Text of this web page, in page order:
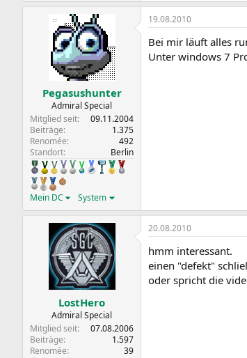
Pegasushunter
Admiral Special
Mitglied seit
09.11.2004
Beiträge
1.375
Renomée
492
Standort
Berlin
Mein DC System
19.08.2010
Bei mir läuft alles
Unter windows 7
LostHero
Admiral Special
Mitglied seit
07.08.2006
Beiträge
1.597
Renomée
39
20.08.2010
hmm interessant.
einen "defekt"
oder spricht die